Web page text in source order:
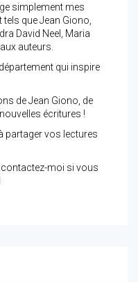
simplement mes
que Jean Giono,
David Neel, Maria
auteurs.
qui inspire
de Jean Giono, de
écritures !
partager vos lectures
moi si vous